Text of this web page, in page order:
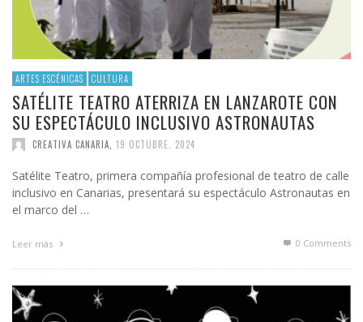
ARTES ESCÉNICAS CULTURA
SATÉLITE TEATRO ATERRIZA EN LANZAROTE CON
SU ESPECTÁCULO INCLUSIVO ASTRONAUTAS
CREATIVA CANARIA 19 OCTUBRE, 2024
Satélite Teatro, primera compañía profesional de teatro de calle
inclusivo en Canarias, presentará su espectáculo Astronautas en
el marco del …
Leer más 0 Comments